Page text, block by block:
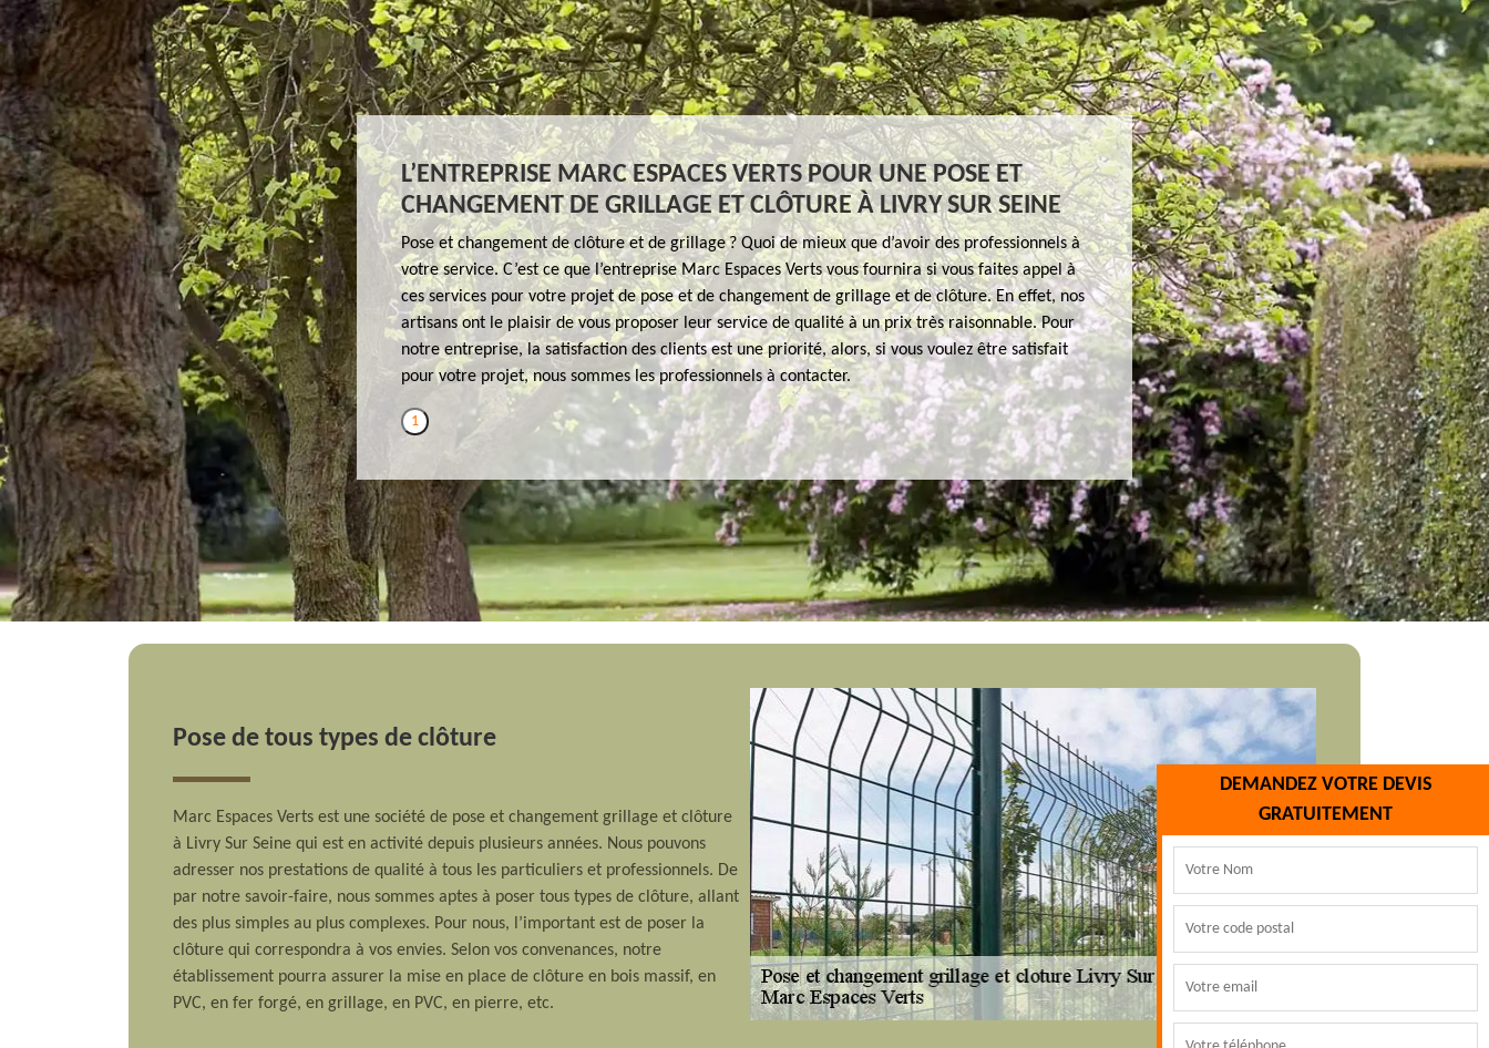
DEMANDEZ VOTRE DEVIS
GRATUITEMENT
L’ENTREPRISE MARC ESPACES VERTS POUR UNE POSE ET
CHANGEMENT DE GRILLAGE ET CLÔTURE À LIVRY SUR SEINE
Pose et changement de clôture et de grillage ? Quoi de mieux que d’avoir des professionnels à
votre service. C’est ce que l’entreprise Marc Espaces Verts vous fournira si vous faites appel à
ces services pour votre projet de pose et de changement de grillage et de clôture. En effet, nos
artisans ont le plaisir de vous proposer leur service de qualité à un prix très raisonnable. Pour
notre entreprise, la satisfaction des clients est une priorité, alors, si vous voulez être satisfait
pour votre projet, nous sommes les professionnels à contacter.
1
Pose de tous types de clôture
Marc Espaces Verts est une société de pose et changement grillage et clôture
à Livry Sur Seine qui est en activité depuis plusieurs années. Nous pouvons
adresser nos prestations de qualité à tous les particuliers et professionnels. De
par notre savoir-faire, nous sommes aptes à poser tous types de clôture, allant
des plus simples au plus complexes. Pour nous, l’important est de poser la
clôture qui correspondra à vos envies. Selon vos convenances, notre
établissement pourra assurer la mise en place de clôture en bois massif, en
PVC, en fer forgé, en grillage, en PVC, en pierre, etc.